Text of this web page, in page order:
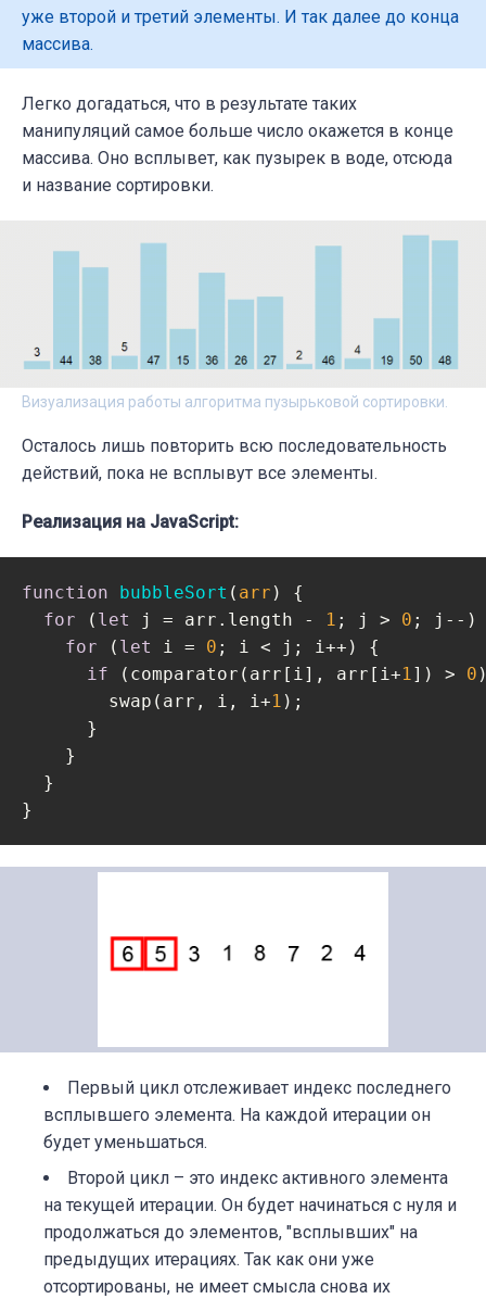
уже второй и третий элементы. И так далее до конца
массива.
Легко догадаться, что в результате таких
манипуляций самое больше число окажется в конце
массива. Оно всплывет, как пузырек в воде, отсюда
и название сортировки.
Визуализация работы алгоритма пузырьковой сортировки.
Осталось лишь повторить всю последовательность
действий, пока не всплывут все элементы.
Реализация на JavaScript:
function bubbleSort ( arr ) {
for ( let j = arr.length - 1 ; j > 0 ; j--)
for ( let i = 0 ; i < j; i++) {
if (comparator(arr[i], arr[i+1 ]) > 0
        swap(arr, i, i+
1 );
      }
    }
  }
}
Первый цикл отслеживает индекс последнего
всплывшего элемента. На каждой итерации он
будет уменьшаться.
Второй цикл – это индекс активного элемента
на текущей итерации. Он будет начинаться с нуля и
продолжаться до элементов, "всплывших" на
предыдущих итерациях. Так как они уже
отсортированы, не имеет смысла снова их